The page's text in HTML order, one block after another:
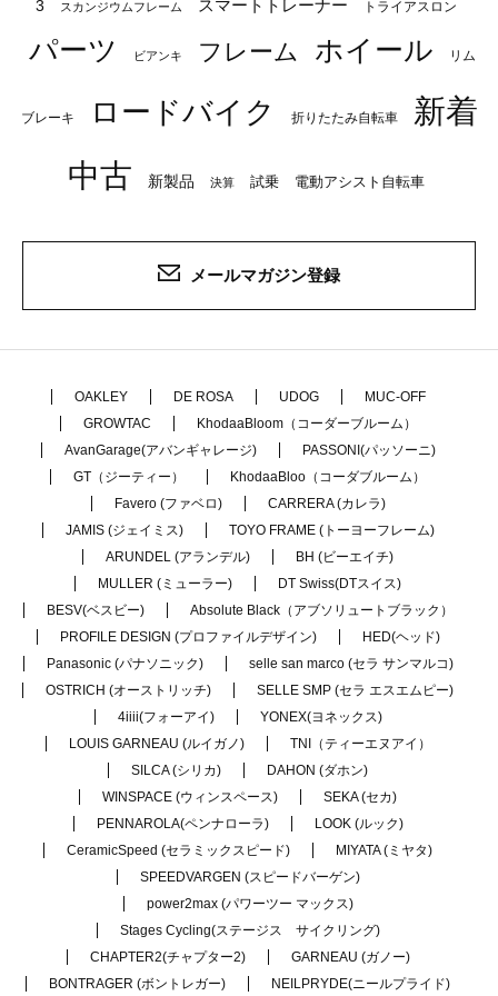
3 スカンジウムフレーム スマートトレーナー トライアスロン
パーツ ビアンキ フレーム ホイール リム
ブレーキ ロードバイク 折りたたみ自転車
新着
中古
新製品 決算 試乗 電動アシスト自転車
メールマガジン登録
OAKLEY DE ROSA UDOG
MUC-OFF
GROWTAC
KhodaaBloom（コーダーブルーム）
AvanGarage(アバンギャレージ)
PASSONI(パッソーニ)
GT（ジーティー）
KhodaaBloo（コーダブルーム）
Favero (ファベロ)
CARRERA (カレラ)
JAMIS (ジェイミス)
TOYO FRAME (トーヨーフレーム)
ARUNDEL (アランデル)
BH (ビーエイチ)
MULLER (ミューラー)
DT Swiss(DTスイス)
BESV(ベスビー)
Absolute Black（アブソリュートブラック）
PROFILE DESIGN (プロファイルデザイン)
HED(ヘッド)
Panasonic (パナソニック)
selle san marco (セラ サンマルコ)
OSTRICH (オーストリッチ)
SELLE SMP (セラ エスエムピー)
4iiii(フォーアイ)
YONEX(ヨネックス)
LOUIS GARNEAU (ルイガノ)
TNI（ティーエヌアイ）
SILCA (シリカ)
DAHON (ダホン)
WINSPACE (ウィンスペース)
SEKA (セカ)
PENNAROLA(ペンナローラ)
LOOK (ルック)
CeramicSpeed (セラミックスピード)
MIYATA (ミヤタ)
SPEEDVARGEN (スピードバーゲン)
power2max (パワーツー マックス)
Stages Cycling(ステージス サイクリング)
CHAPTER2(チャプター2)
GARNEAU (ガノー)
BONTRAGER (ボントレガー)
NEILPRYDE(ニールプライド)